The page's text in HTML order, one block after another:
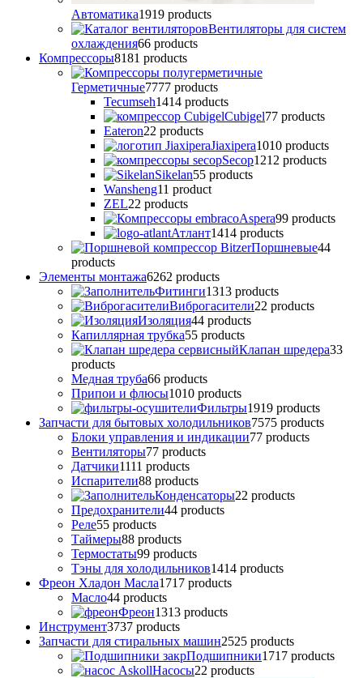
Автоматика1919 products
Вентиляторы для систем
охлаждения66 products
Компрессоры8181 products
Герметичные7777 products
Tecumseh1414 products
Cubigel77 products
Eateron22 products
Jiaxipera1010 products
Secop1212 products
Sikelan55 products
Wansheng11 product
ZEL22 products
Аspera99 products
Атлант1414 products
Поршневые44
products
Элементы монтажа6262 products
Фитинги1313 products
Виброгасители22 products
Изоляция44 products
Капиллярная трубка55 products
Клапан шредера33
products
Медная труба66 products
Припои и флюсы1010 products
Фильтры1919 products
Запчасти для бытовых холодильников7575 products
Блоки управления и индикации77 products
Вентиляторы77 products
Датчики1111 products
Испарители88 products
Конденсаторы22 products
Предохранители44 products
Реле55 products
Таймеры88 products
Термостаты99 products
Тэны для холодильников1414 products
Фреон Хладон Масла1717 products
Масло44 products
Фреон1313 products
Инструмент3737 products
Запчасти для стиральных машин2525 products
Подшипники1717 products
Насосы22 products